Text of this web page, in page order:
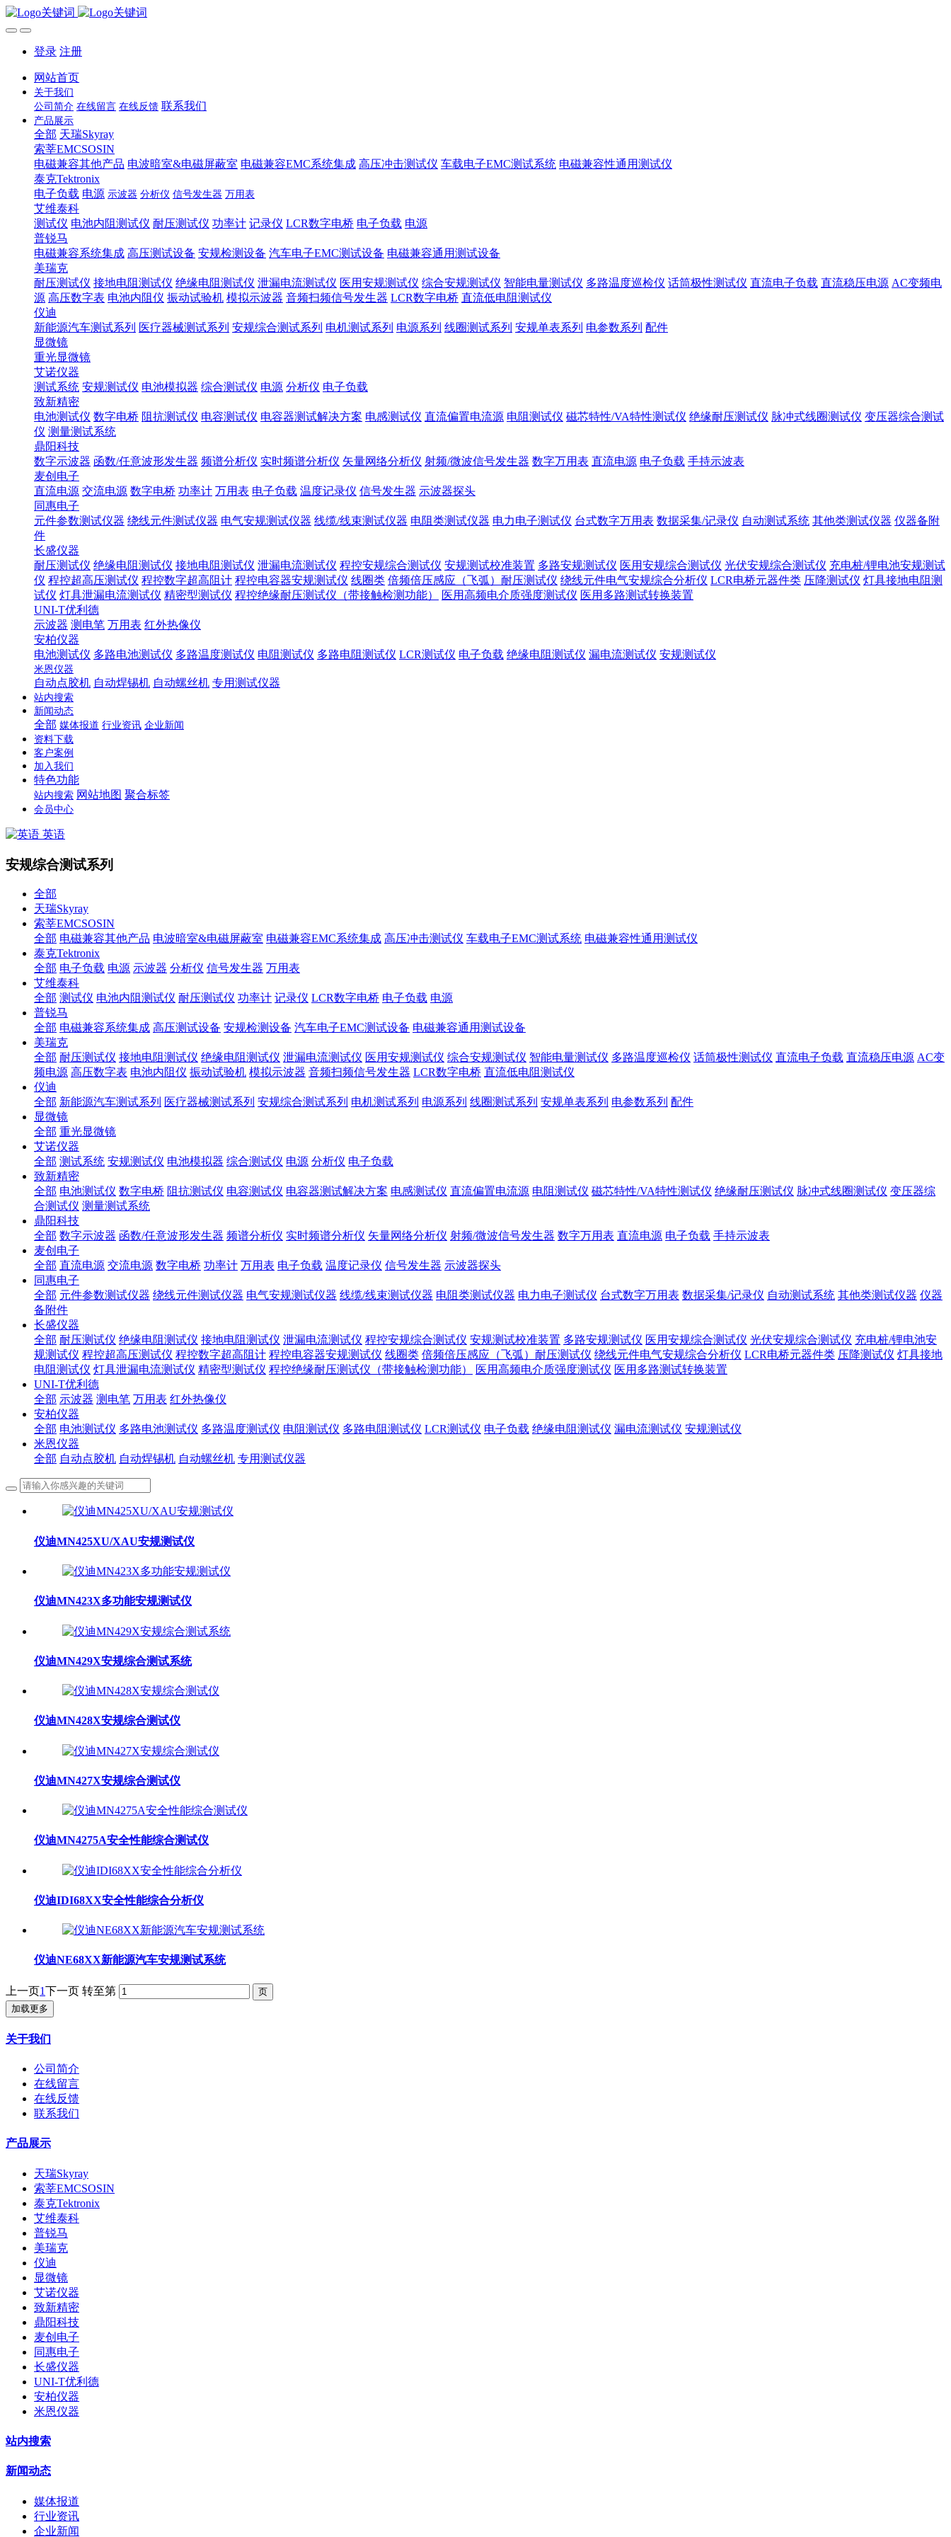
登录 注册
网站首页
关于我们
公司简介 在线留言 在线反馈 联系我们
产品展示
全部 天瑞Skyray
索莘EMCSOSIN
电磁兼容其他产品 电波暗室&电磁屏蔽室 电磁兼容EMC系统集成 高压冲击测试仪 车载电子EMC测试系统 电磁兼容性通用测试仪
泰克Tektronix
电子负载 电源 示波器 分析仪 信号发生器 万用表
艾维泰科
测试仪 电池内阻测试仪 耐压测试仪 功率计 记录仪 LCR数字电桥 电子负载 电源
普锐马
电磁兼容系统集成 高压测试设备 安规检测设备 汽车电子EMC测试设备 电磁兼容通用测试设备
美瑞克
耐压测试仪 接地电阻测试仪 绝缘电阻测试仪 泄漏电流测试仪 医用安规测试仪 综合安规测试仪 智能电量测试仪 多路温度巡检仪 话筒极性测试仪 直流电子负载 直流稳压电源 AC变频电
源 高压数字表 电池内阻仪 振动试验机 模拟示波器 音频扫频信号发生器 LCR数字电桥 直流低电阻测试仪
仪迪
新能源汽车测试系列 医疗器械测试系列 安规综合测试系列 电机测试系列 电源系列 线圈测试系列 安规单表系列 电参数系列 配件
显微镜
重光显微镜
艾诺仪器
测试系统 安规测试仪 电池模拟器 综合测试仪 电源 分析仪 电子负载
致新精密
电池测试仪 数字电桥 阻抗测试仪 电容测试仪 电容器测试解决方案 电感测试仪 直流偏置电流源 电阻测试仪 磁芯特性/VA特性测试仪 绝缘耐压测试仪 脉冲式线圈测试仪 变压器综合测试
仪 测量测试系统
鼎阳科技
数字示波器 函数/任意波形发生器 频谱分析仪 实时频谱分析仪 矢量网络分析仪 射频/微波信号发生器 数字万用表 直流电源 电子负载 手持示波表
麦创电子
直流电源 交流电源 数字电桥 功率计 万用表 电子负载 温度记录仪 信号发生器 示波器探头
同惠电子
元件参数测试仪器 绕线元件测试仪器 电气安规测试仪器 线缆/线束测试仪器 电阻类测试仪器 电力电子测试仪 台式数字万用表 数据采集/记录仪 自动测试系统 其他类测试仪器 仪器备附
件
长盛仪器
耐压测试仪 绝缘电阻测试仪 接地电阻测试仪 泄漏电流测试仪 程控安规综合测试仪 安规测试校准装置 多路安规测试仪 医用安规综合测试仪 光伏安规综合测试仪 充电桩/锂电池安规测试
仪 程控超高压测试仪 程控数字超高阻计 程控电容器安规测试仪 线圈类 倍频倍压感应（飞弧）耐压测试仪 绕线元件电气安规综合分析仪 LCR电桥元器件类 压降测试仪 灯具接地电阻测
试仪 灯具泄漏电流测试仪 精密型测试仪 程控绝缘耐压测试仪（带接触检测功能） 医用高频电介质强度测试仪 医用多路测试转换装置
UNI-T优利德
示波器 测电笔 万用表 红外热像仪
安柏仪器
电池测试仪 多路电池测试仪 多路温度测试仪 电阻测试仪 多路电阻测试仪 LCR测试仪 电子负载 绝缘电阻测试仪 漏电流测试仪 安规测试仪
米恩仪器
自动点胶机 自动焊锡机 自动螺丝机 专用测试仪器
站内搜索
新闻动态
全部 媒体报道 行业资讯 企业新闻
资料下载
客户案例
加入我们
特色功能
站内搜索 网站地图 聚合标签
会员中心
英语
安规综合测试系列
全部
天瑞Skyray
索莘EMCSOSIN
全部 电磁兼容其他产品 电波暗室&电磁屏蔽室 电磁兼容EMC系统集成 高压冲击测试仪 车载电子EMC测试系统 电磁兼容性通用测试仪
泰克Tektronix
全部 电子负载 电源 示波器 分析仪 信号发生器 万用表
艾维泰科
全部 测试仪 电池内阻测试仪 耐压测试仪 功率计 记录仪 LCR数字电桥 电子负载 电源
普锐马
全部 电磁兼容系统集成 高压测试设备 安规检测设备 汽车电子EMC测试设备 电磁兼容通用测试设备
美瑞克
全部 耐压测试仪 接地电阻测试仪 绝缘电阻测试仪 泄漏电流测试仪 医用安规测试仪 综合安规测试仪 智能电量测试仪 多路温度巡检仪 话筒极性测试仪 直流电子负载 直流稳压电源 AC变
频电源 高压数字表 电池内阻仪 振动试验机 模拟示波器 音频扫频信号发生器 LCR数字电桥 直流低电阻测试仪
仪迪
全部 新能源汽车测试系列 医疗器械测试系列 安规综合测试系列 电机测试系列 电源系列 线圈测试系列 安规单表系列 电参数系列 配件
显微镜
全部 重光显微镜
艾诺仪器
全部 测试系统 安规测试仪 电池模拟器 综合测试仪 电源 分析仪 电子负载
致新精密
全部 电池测试仪 数字电桥 阻抗测试仪 电容测试仪 电容器测试解决方案 电感测试仪 直流偏置电流源 电阻测试仪 磁芯特性/VA特性测试仪 绝缘耐压测试仪 脉冲式线圈测试仪 变压器综
合测试仪 测量测试系统
鼎阳科技
全部 数字示波器 函数/任意波形发生器 频谱分析仪 实时频谱分析仪 矢量网络分析仪 射频/微波信号发生器 数字万用表 直流电源 电子负载 手持示波表
麦创电子
全部 直流电源 交流电源 数字电桥 功率计 万用表 电子负载 温度记录仪 信号发生器 示波器探头
同惠电子
全部 元件参数测试仪器 绕线元件测试仪器 电气安规测试仪器 线缆/线束测试仪器 电阻类测试仪器 电力电子测试仪 台式数字万用表 数据采集/记录仪 自动测试系统 其他类测试仪器 仪器
备附件
长盛仪器
全部 耐压测试仪 绝缘电阻测试仪 接地电阻测试仪 泄漏电流测试仪 程控安规综合测试仪 安规测试校准装置 多路安规测试仪 医用安规综合测试仪 光伏安规综合测试仪 充电桩/锂电池安
规测试仪 程控超高压测试仪 程控数字超高阻计 程控电容器安规测试仪 线圈类 倍频倍压感应（飞弧）耐压测试仪 绕线元件电气安规综合分析仪 LCR电桥元器件类 压降测试仪 灯具接地
电阻测试仪 灯具泄漏电流测试仪 精密型测试仪 程控绝缘耐压测试仪（带接触检测功能） 医用高频电介质强度测试仪 医用多路测试转换装置
UNI-T优利德
全部 示波器 测电笔 万用表 红外热像仪
安柏仪器
全部 电池测试仪 多路电池测试仪 多路温度测试仪 电阻测试仪 多路电阻测试仪 LCR测试仪 电子负载 绝缘电阻测试仪 漏电流测试仪 安规测试仪
米恩仪器
全部 自动点胶机 自动焊锡机 自动螺丝机 专用测试仪器
仪迪MN425XU/XAU安规测试仪
仪迪MN423X多功能安规测试仪
仪迪MN429X安规综合测试系统
仪迪MN428X安规综合测试仪
仪迪MN427X安规综合测试仪
仪迪MN4275A安全性能综合测试仪
仪迪IDI68XX安全性能综合分析仪
仪迪NE68XX新能源汽车安规测试系统
上一页1下一页 转至第
加载更多
关于我们
公司简介
在线留言
在线反馈
联系我们
产品展示
天瑞Skyray
索莘EMCSOSIN
泰克Tektronix
艾维泰科
普锐马
美瑞克
仪迪
显微镜
艾诺仪器
致新精密
鼎阳科技
麦创电子
同惠电子
长盛仪器
UNI-T优利德
安柏仪器
米恩仪器
站内搜索
新闻动态
媒体报道
行业资讯
企业新闻